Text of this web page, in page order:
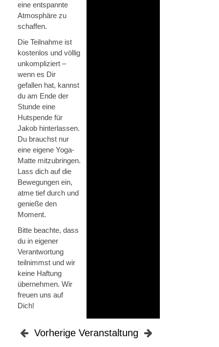
eine entspannte
Atmosphäre zu
schaffen.
Die Teilnahme ist
kostenlos und völlig
unkompliziert –
wenn es Dir
gefallen hat, kannst
du am Ende der
Stunde eine
Hutspende für
Jakob hinterlassen.
Du brauchst nur
eine eigene Yoga-
Matte mitzubringen.
Lass dich auf die
Bewegungen ein,
atme tief durch und
genieße den
Moment.
Bitte beachte, dass
du in eigener
Verantwortung
teilnimmst und wir
keine Haftung
übernehmen. Wir
freuen uns auf
Dich!
Vorherige Veranstaltung